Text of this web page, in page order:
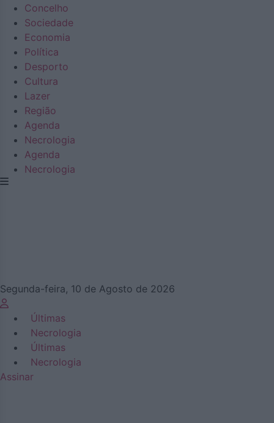
Concelho
Sociedade
Economia
Política
Desporto
Cultura
Lazer
Região
Agenda
Necrologia
Agenda
Necrologia
Segunda-feira, 10 de Agosto de 2026
Últimas
Necrologia
Últimas
Necrologia
Assinar